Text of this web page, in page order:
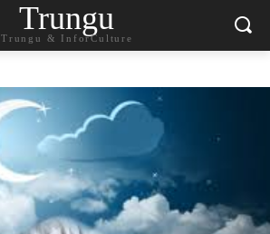
Trungu
Trungu & InforCulture